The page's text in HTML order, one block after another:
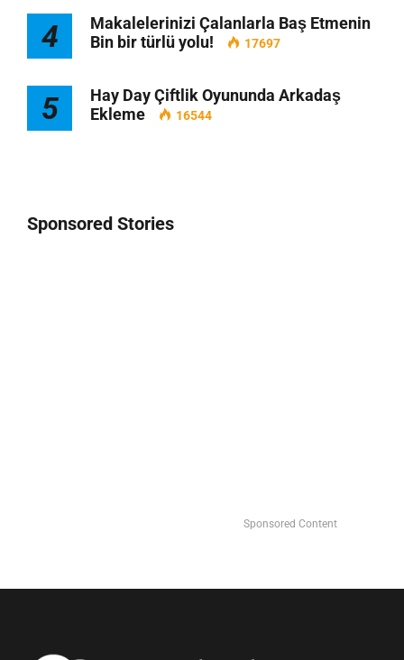
4
Makalelerinizi Çalanlarla Baş Etmenin
Bin bir türlü yolu!
17697
5
Hay Day Çiftlik Oyununda Arkadaş
Ekleme
16544
Sponsored Stories
Sponsored Content